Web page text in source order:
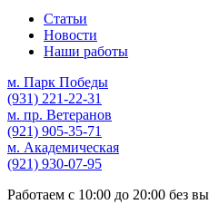
Статьи
Новости
Наши работы
м. Парк Победы
(931) 221-22-31
м. пр. Ветеранов
(921) 905-35-71
м. Академическая
(921) 930-07-95
Работаем с 10:00 до 20:00 без